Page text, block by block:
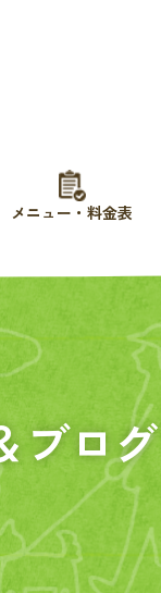
メニュー・料金表
ブログ